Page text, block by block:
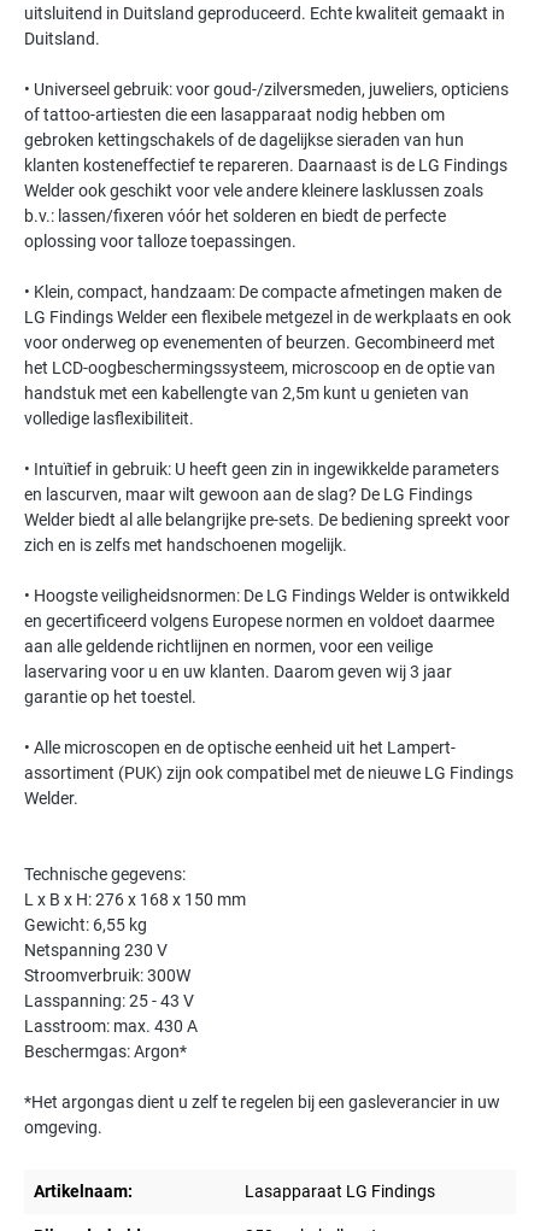
uitsluitend in Duitsland geproduceerd. Echte kwaliteit gemaakt in
Duitsland.
• Universeel gebruik: voor goud-/zilversmeden, juweliers, opticiens
of tattoo-artiesten die een lasapparaat nodig hebben om
gebroken kettingschakels of de dagelijkse sieraden van hun
klanten kosteneffectief te repareren. Daarnaast is de LG Findings
Welder ook geschikt voor vele andere kleinere lasklussen zoals
b.v.: lassen/fixeren vóór het solderen en biedt de perfecte
oplossing voor talloze toepassingen.
• Klein, compact, handzaam: De compacte afmetingen maken de
LG Findings Welder een flexibele metgezel in de werkplaats en ook
voor onderweg op evenementen of beurzen. Gecombineerd met
het LCD-oogbeschermingssysteem, microscoop en de optie van
handstuk met een kabellengte van 2,5m kunt u genieten van
volledige lasflexibiliteit.
• Intuïtief in gebruik: U heeft geen zin in ingewikkelde parameters
en lascurven, maar wilt gewoon aan de slag? De LG Findings
Welder biedt al alle belangrijke pre-sets. De bediening spreekt voor
zich en is zelfs met handschoenen mogelijk.
• Hoogste veiligheidsnormen: De LG Findings Welder is ontwikkeld
en gecertificeerd volgens Europese normen en voldoet daarmee
aan alle geldende richtlijnen en normen, voor een veilige
laservaring voor u en uw klanten. Daarom geven wij 3 jaar
garantie op het toestel.
• Alle microscopen en de optische eenheid uit het Lampert-
assortiment (PUK) zijn ook compatibel met de nieuwe LG Findings
Welder.
Technische gegevens:
L x B x H: 276 x 168 x 150 mm
Gewicht: 6,55 kg
Netspanning 230 V
Stroomverbruik: 300W
Lasspanning: 25 - 43 V
Lasstroom: max. 430 A
Beschermgas: Argon*
*Het argongas dient u zelf te regelen bij een gasleverancier in uw
omgeving.
Artikelnaam: Lasapparaat LG Findings